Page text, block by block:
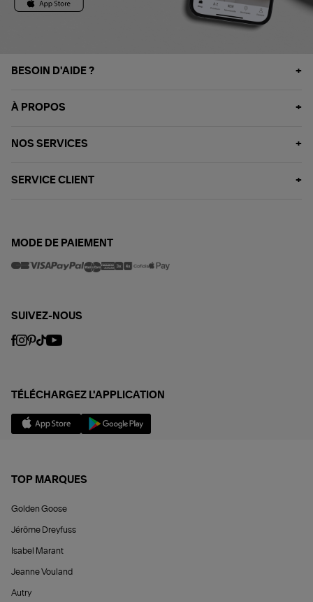
BESOIN D'AIDE ?
À PROPOS
NOS SERVICES
SERVICE CLIENT
MODE DE PAIEMENT
SUIVEZ-NOUS
TÉLÉCHARGEZ L'APPLICATION
TOP MARQUES
Golden Goose
Jérôme Dreyfuss
Isabel Marant
Jeanne Vouland
Autry